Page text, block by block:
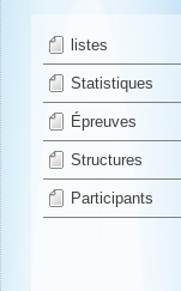
listes
Statistiques
Épreuves
Structures
Participants